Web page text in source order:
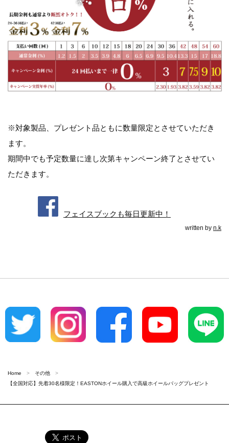
※対象製品、プレゼント品ともに数量限定とさせていただき
ます。
期間中でも予定数量に達し次第キャンペーン終了とさせてい
ただきます。
フェイスブックも毎日更新中！
written by n.k
Home
その他
【全国対応】先着30名様限定！EASTONホイール購入で高級ホイールバッグプレゼント